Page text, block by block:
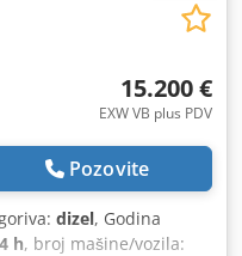
15.200 €
EXW VB plus PDV
Pozovite
dizel, Godina
h, broj mašine/vozila: